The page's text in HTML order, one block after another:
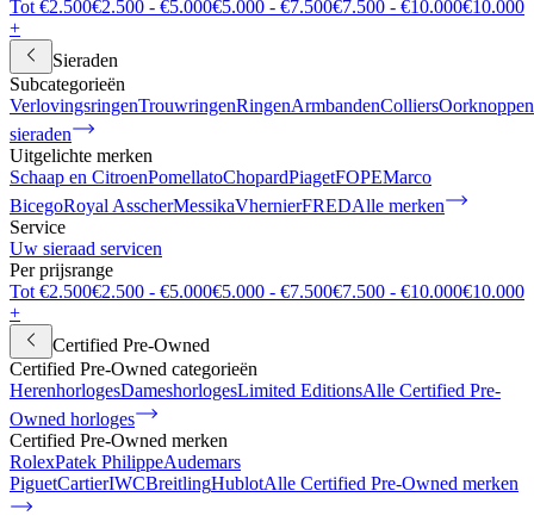
Tot €2.500€2.500 - €5.000€5.000 - €7.500€7.500 - €10.000€10.000
+
Sieraden
Subcategorieën
VerlovingsringenTrouwringenRingenArmbandenColliersOorknoppen
sieraden
Uitgelichte merken
Schaap en CitroenPomellatoChopardPiagetFOPEMarco
BicegoRoyal AsscherMessikaVhernierFREDAlle merken
Service
Uw sieraad servicen
Per prijsrange
Tot €2.500€2.500 - €5.000€5.000 - €7.500€7.500 - €10.000€10.000
+
Certified Pre-Owned
Certified Pre-Owned categorieën
HerenhorlogesDameshorlogesLimited EditionsAlle Certified Pre-
Owned horloges
Certified Pre-Owned merken
RolexPatek PhilippeAudemars
PiguetCartierIWCBreitlingHublotAlle Certified Pre-Owned merken